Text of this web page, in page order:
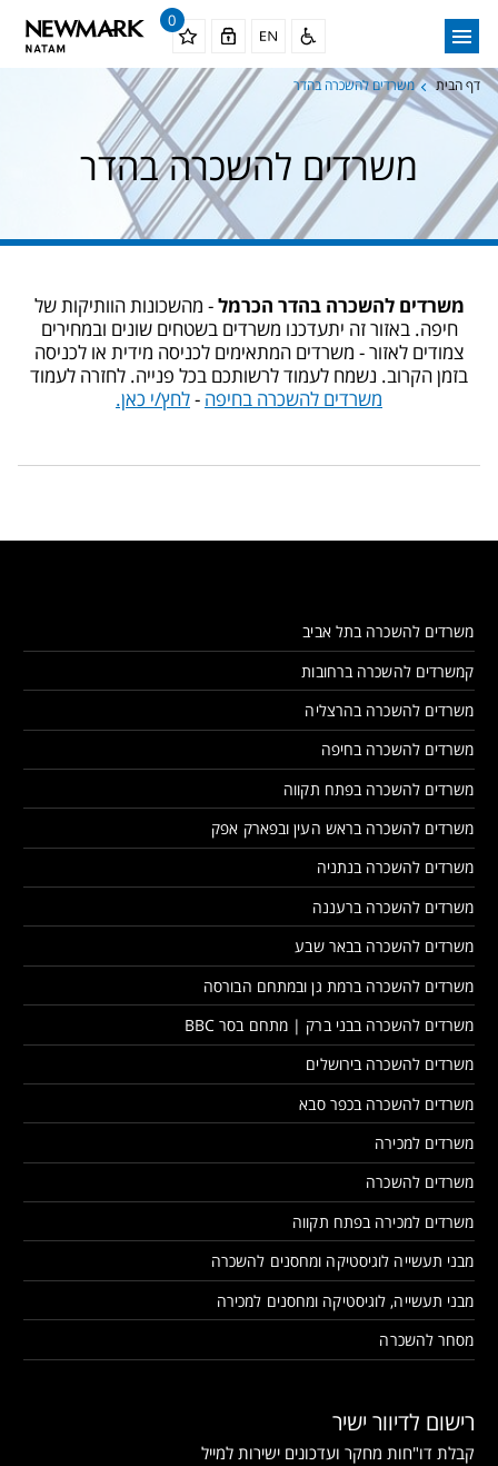
0
דף הבית משרדים להשכרה בהדר
משרדים להשכרה בהדר
משרדים להשכרה בהדר הכרמל- מהשכונות הוותיקות של
חיפה. באזור זה יתעדכנו משרדים בשטחים שונים ובמחירים
צמודים לאזור - משרדים המתאימים לכניסה מידית או לכניסה
בזמן הקרוב. נשמח לעמוד לרשותכם בכל פנייה. לחזרה לעמוד
משרדים להשכרה בחיפה -לחץ/י כאן.
משרדים להשכרה בתל אביב
קמשרדים להשכרה ברחובות
משרדים להשכרה בהרצליה
משרדים להשכרה בחיפה
משרדים להשכרה בפתח תקווה
משרדים להשכרה בראש העין ובפארק אפק
משרדים להשכרה בנתניה
משרדים להשכרה ברעננה
משרדים להשכרה בבאר שבע
משרדים להשכרה ברמת גן ובמתחם הבורסה
משרדים להשכרה בבני ברק | מתחם בסר BBC
משרדים להשכרה בירושלים
משרדים להשכרה בכפר סבא
משרדים למכירה
משרדים להשכרה
משרדים למכירה בפתח תקווה
מבני תעשייה לוגיסטיקה ומחסנים להשכרה
מבני תעשייה, לוגיסטיקה ומחסנים למכירה
מסחר להשכרה
רישום לדיוור ישיר
קבלת דו"חות מחקר ועדכונים ישירות למייל